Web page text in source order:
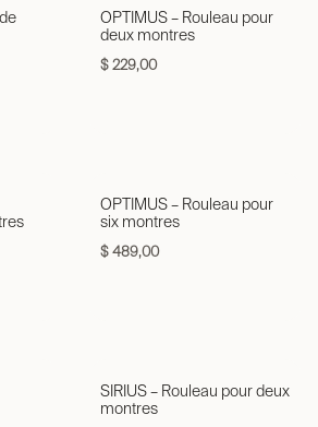
OPTIMUS – Rouleau pour
deux montres
$229,00
OPTIMUS – Rouleau pour
six montres
$489,00
SIRIUS – Rouleau pour deux
montres